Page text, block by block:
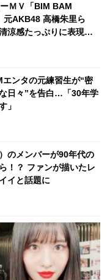
ＭＶ「BIM BAM
元AKB48 高橋朱里ら
涼感たっぷりに表現
ンタの元練習生が“密
日々”を告白…「30年学
」
のメンバーが90年代の
！？ ファンが描いたレ
イと話題に